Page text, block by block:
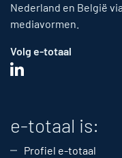
Nederland en België
mediavormen.
Volg e-totaal
e-totaal is:
Profiel e-totaal